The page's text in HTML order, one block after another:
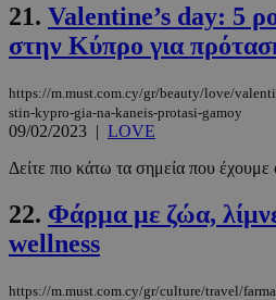
21. Valentine’s day: 5
στην Κύπρο για
https://m.must.com.cy/gr/beauty/love/
stin-kypro-gia-na-kaneis-protasi-gamoy
09/02/2023 | LOVE
Δείτε πιο κάτω τα σημεία που έχουμε
22. Φάρμα με ζώα,
wellness
https://m.must.com.cy/gr/culture/travel/
_scc_session